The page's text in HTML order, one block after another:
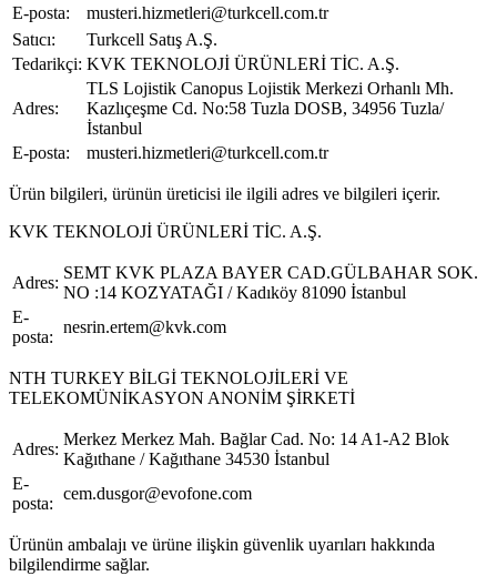
E-posta:
musteri.hizmetleri@turkcell.com.tr
Satıcı:
Turkcell Satış A.Ş.
Tedarikçi: KVK TEKNOLOJİ ÜRÜNLERİ TİC. A.Ş.
Adres:
TLS Lojistik Canopus Lojistik Merkezi Orhanlı Mh.
Kazlıçeşme Cd. No:58 Tuzla DOSB, 34956 Tuzla/
İstanbul
E-posta:
musteri.hizmetleri@turkcell.com.tr
Ürün bilgileri, ürünün üreticisi ile ilgili adres ve bilgileri içerir.
KVK TEKNOLOJİ ÜRÜNLERİ TİC. A.Ş.
Adres:
SEMT KVK PLAZA BAYER CAD.GÜLBAHAR SOK.
NO :14 KOZYATAĞI / Kadıköy 81090 İstanbul
E-
posta:
nesrin.ertem@kvk.com
NTH TURKEY BİLGİ TEKNOLOJİLERİ VE
TELEKOMÜNİKASYON ANONİM ŞİRKETİ
Adres:
Merkez Merkez Mah. Bağlar Cad. No: 14 A1-A2 Blok
Kağıthane / Kağıthane 34530 İstanbul
E-
posta:
cem.dusgor@evofone.com
Ürünün ambalajı ve ürüne ilişkin güvenlik uyarıları hakkında
bilgilendirme sağlar.